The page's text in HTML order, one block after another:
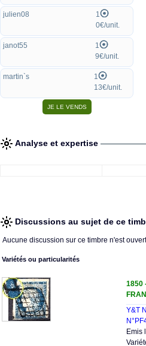
julien08
1
0€/unit.
janot55
1
9€/unit.
martin`s
1
13€/unit.
Analyse et expertise
Discussions au sujet de ce
Aucune discussion sur ce timbre n'est
Variétés ou particularités
1850
Y&T
Emis